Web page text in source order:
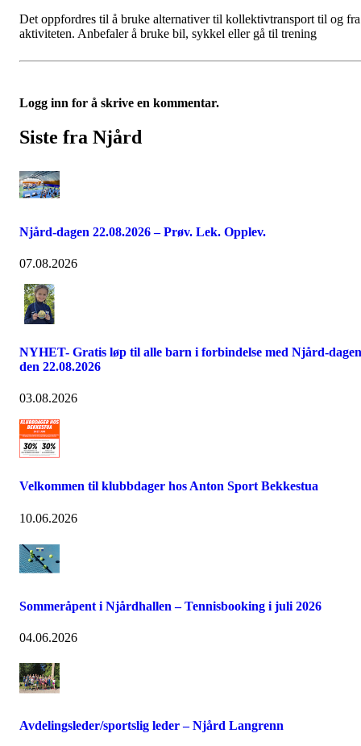
Det oppfordres til å bruke alternativer til kollektivtransport til og fra
aktiviteten. Anbefaler å bruke bil, sykkel eller gå til trening
Logg inn for å skrive en kommentar.
Siste fra Njård
Njård-dagen 22.08.2026 – Prøv. Lek. Opplev.
07.08.2026
NYHET- Gratis løp til alle barn i forbindelse med Njård-dagen
den 22.08.2026
03.08.2026
Velkommen til klubbdager hos Anton Sport Bekkestua
10.06.2026
Sommeråpent i Njårdhallen – Tennisbooking i juli 2026
04.06.2026
Avdelingsleder/sportslig leder – Njård Langrenn